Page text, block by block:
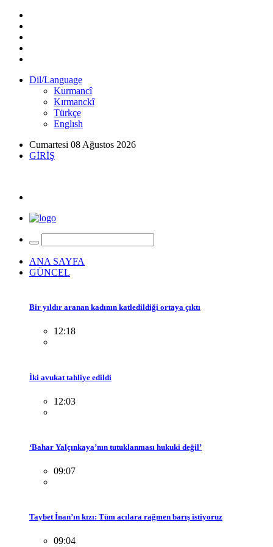
Dil/Language
Kurmancî
Kırmanckî
Türkçe
Englısh
Cumartesi 08 Ağustos 2026
GİRİŞ
ANA SAYFA
GÜNCEL
Bir yıldır aranan kadının katledildiği ortaya çıktı
12:18
İki avukat tahliye edildi
12:03
‘Bahar Yalçınkaya’nın tutuklanması hukuki değil’
09:07
Taybet İnan’ın kızı: Tüm acılara rağmen barış istiyoruz
09:04